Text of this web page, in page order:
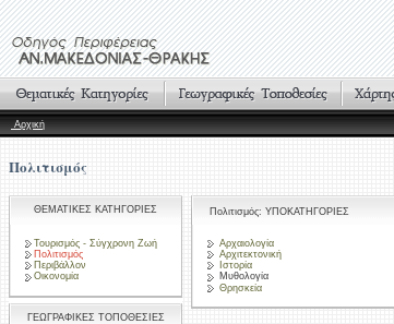
Αρχική
Πολιτισμός
ΘΕΜΑΤΙΚΕΣ ΚΑΤΗΓΟΡΙΕΣ
Τουρισμός - Σύγχρονη Ζωή
Πολιτισμός
Περιβάλλον
Οικονομία
ΓΕΩΓΡΑΦΙΚΕΣ ΤΟΠΟΘΕΣΙΕΣ
Πολιτισμός: ΥΠΟΚΑΤΗΓΟΡΙΕΣ
Αρχαιολογία
Αρχιτεκτονική
Ιστορία
Μυθολογία
Θρησκεία